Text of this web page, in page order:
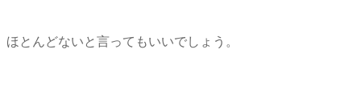
ほとんどないと言ってもいいでしょう。